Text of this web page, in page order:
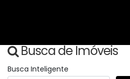
Busca de Imóveis
Busca Inteligente